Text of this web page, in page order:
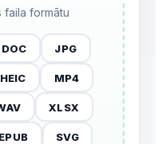
faila formātu
DOC JPG
HEIC MP4
XLSX
EPUB SVG